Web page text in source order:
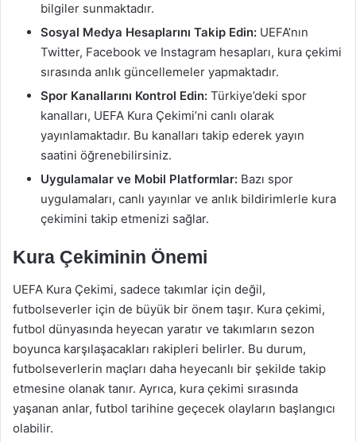
bilgiler sunmaktadır.
Sosyal Medya Hesaplarını Takip Edin: UEFA’nın
Twitter, Facebook ve Instagram hesapları, kura çekimi
sırasında anlık güncellemeler yapmaktadır.
Spor Kanallarını Kontrol Edin: Türkiye’deki spor
kanalları, UEFA Kura Çekimi’ni canlı olarak
yayınlamaktadır. Bu kanalları takip ederek yayın
saatini öğrenebilirsiniz.
Uygulamalar ve Mobil Platformlar: Bazı spor
uygulamaları, canlı yayınlar ve anlık bildirimlerle kura
çekimini takip etmenizi sağlar.
Kura Çekiminin Önemi
UEFA Kura Çekimi, sadece takımlar için değil,
futbolseverler için de büyük bir önem taşır. Kura çekimi,
futbol dünyasında heyecan yaratır ve takımların sezon
boyunca karşılaşacakları rakipleri belirler. Bu durum,
futbolseverlerin maçları daha heyecanlı bir şekilde takip
etmesine olanak tanır. Ayrıca, kura çekimi sırasında
yaşanan anlar, futbol tarihine geçecek olayların başlangıcı
olabilir.